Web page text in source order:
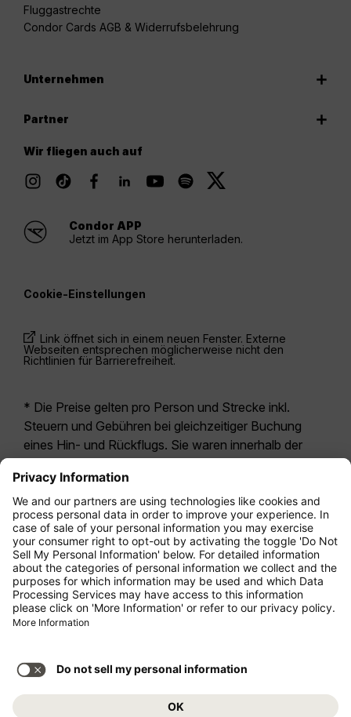
Fluggastrechte
Condor Cards AGB & Widerrufsbelehrung
Unternehmen
Partner
Wir fliegen auch auf
Condor APP
Jetzt im App Store herunterladen.
Cookie-Einstellungen
Link öffnet sich in einem neuen Fenster. Externe
Webseiten entsprechen möglicherweise nicht den
Richtlinien für Barrierefreiheit.
* Die Preise gelten pro Person und Strecke inkl.
Steuern und Gebühren bei gleichzeitiger Buchung
eines Hin- und Rückflugs. Sie waren innerhalb der
letzten 24 Stunden verfügbar und sind
möglicherweise nicht mehr aktuell. Bei den für die
Economy Class angegebenen Tarifen handelt es
sich i.d.R. um Economy Zero, unsere restriktivste
Tarifoption. Es können hierfür zusätzliche Gebühren
fürAufgabegepäck oder für andere optionale
Leistungen anfallen. Es gelten dieAllgemeinen
Geschäftsbedingungen .